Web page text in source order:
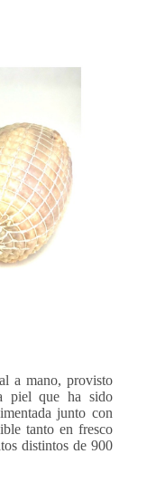
a mano, provisto
piel que ha sido
junto con
tanto en fresco
distintos de 900